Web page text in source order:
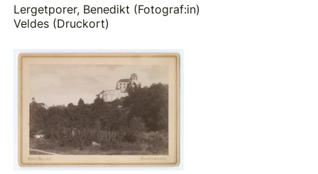
Lergetporer, Benedikt (Fotograf:in)
Veldes (Druckort)